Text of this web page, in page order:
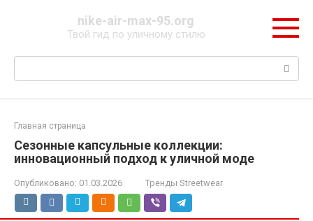
nike-air-max-95.org
Твой гид по уличному стилю
Поиск:
Главная страница
Сезонные капсульные коллекции:
инновационный подход к уличной моде
Опубликовано: 01.03.2026 Тренды Streetwear